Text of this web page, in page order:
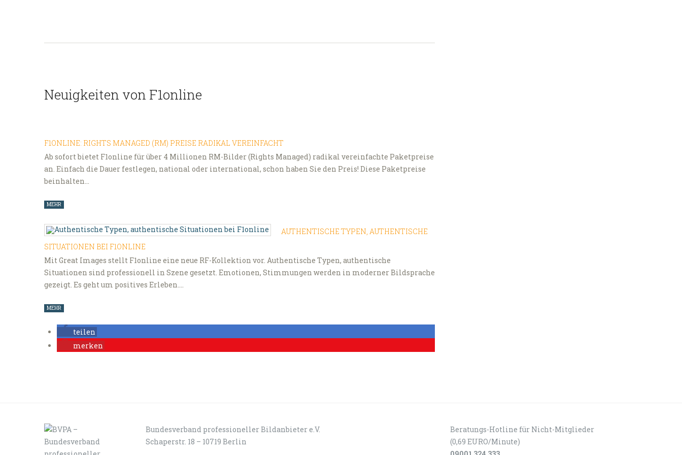
Neuigkeiten von F1online
F1ONLINE: RIGHTS MANAGED (RM) PREISE RADIKAL VEREINFACHT
Ab sofort bietet F1online für über 4 Millionen RM-Bilder (Rights Managed) radikal vereinfachte Paketpreise
an. Einfach die Dauer festlegen, national oder international, schon haben Sie den Preis! Diese Paketpreise
beinhalten…
MEHR
AUTHENTISCHE TYPEN, AUTHENTISCHE
SITUATIONEN BEI F1ONLINE
Mit Great Images stellt F1online eine neue RF-Kollektion vor. Authentische Typen, authentische
Situationen sind professionell in Szene gesetzt. Emotionen, Stimmungen werden in moderner Bildsprache
gezeigt. Es geht um positives Erleben.…
MEHR
teilen
merken
Bundesverband professioneller Bildanbieter e.V.
Schaperstr. 18 – 10719 Berlin
Beratungs-Hotline für Nicht-Mitglieder
(0,69 EURO/Minute)